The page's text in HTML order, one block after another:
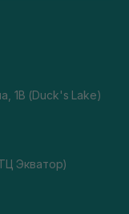
1В (Duck's Lake)
Экватор)